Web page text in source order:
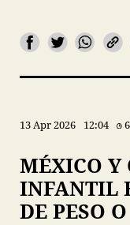
13 Apr 2026 12:04
MÉXICO Y
INFANTIL
DE PESO